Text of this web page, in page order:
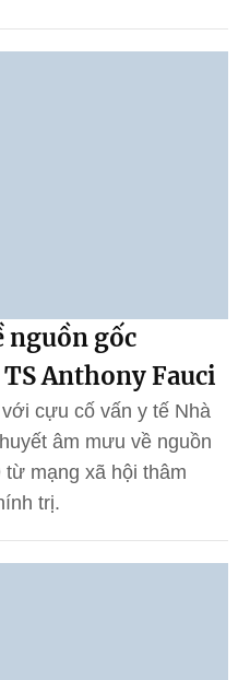
nguồn gốc
Anthony Fauci
cựu cố vấn y tế Nhà
âm mưu về nguồn
mạng xã hội thâm
trị.